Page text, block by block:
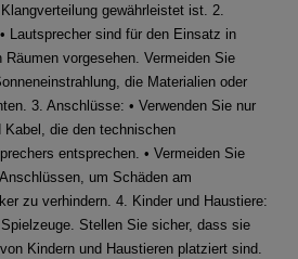
gewährleistet ist. 2.
Lautsprecher sind für den Einsatz in
vorgesehen. Vermeiden Sie
die Materialien oder
3. Anschlüsse: • Verwenden Sie nur
Kabel, die den technischen
entsprechen. • Vermeiden Sie
um Schäden am
zu verhindern. 4. Kinder und Haustiere:
Stellen Sie sicher, dass sie
Kindern und Haustieren platziert sind.